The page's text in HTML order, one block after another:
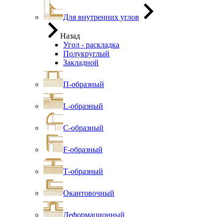
Для внутренних углов
Назад
Угол - раскладка
Полукруглый
Закладной
П-образный
L-образный
С-образный
F-образный
Т-образный
Окантовочный
Деформационный